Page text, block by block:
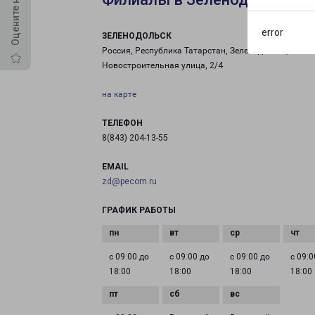
error
ЗЕЛЕНОДОЛЬСК
Россия, Республика Татарстан, Зеленодольск,
Новостроительная улица, 2/4
на карте
ТЕЛЕФОН
8(843) 204-13-55
EMAIL
zd@pecom.ru
ГРАФИК РАБОТЫ
с 09:00 до
18:00
с 09:00 до
18:00
с 09:00 до
18:00
с
18:00